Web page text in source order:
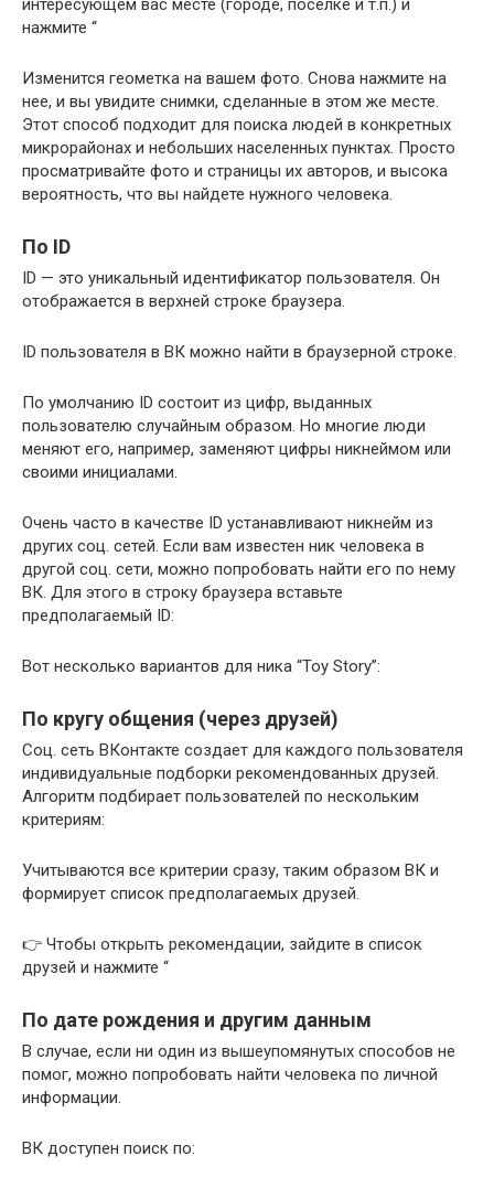
интересующем вас месте (городе, поселке и т.п.) и
нажмите “
Изменится геометка на вашем фото. Снова нажмите на
нее, и вы увидите снимки, сделанные в этом же месте.
Этот способ подходит для поиска людей в конкретных
микрорайонах и небольших населенных пунктах. Просто
просматривайте фото и страницы их авторов, и высока
вероятность, что вы найдете нужного человека.
По ID
ID — это уникальный идентификатор пользователя. Он
отображается в верхней строке браузера.
ID пользователя в ВК можно найти в браузерной строке.
По умолчанию ID состоит из цифр, выданных
пользователю случайным образом. Но многие люди
меняют его, например, заменяют цифры никнеймом или
своими инициалами.
Очень часто в качестве ID устанавливают никнейм из
других соц. сетей. Если вам известен ник человека в
другой соц. сети, можно попробовать найти его по нему
ВК. Для этого в строку браузера вставьте
предполагаемый ID:
Вот несколько вариантов для ника “Toy Story”:
По кругу общения (через друзей)
Соц. сеть ВКонтакте создает для каждого пользователя
индивидуальные подборки рекомендованных друзей.
Алгоритм подбирает пользователей по нескольким
критериям:
Учитываются все критерии сразу, таким образом ВК и
формирует список предполагаемых друзей.
👉 Чтобы открыть рекомендации, зайдите в список
друзей и нажмите “
По дате рождения и другим данным
В случае, если ни один из вышеупомянутых способов не
помог, можно попробовать найти человека по личной
информации.
ВК доступен поиск по: